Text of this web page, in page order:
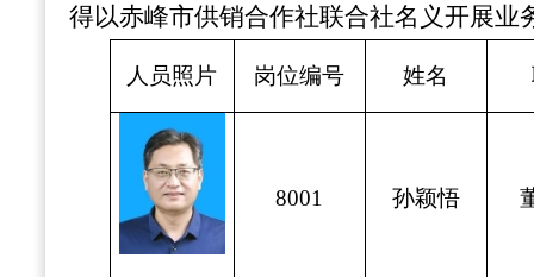
得以赤峰市供销合作社联合社名义开展业
人员照片 岗位编号 姓名
8001 孙颖悟